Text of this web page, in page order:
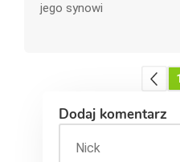
jego synowi
1
Dodaj komentarz